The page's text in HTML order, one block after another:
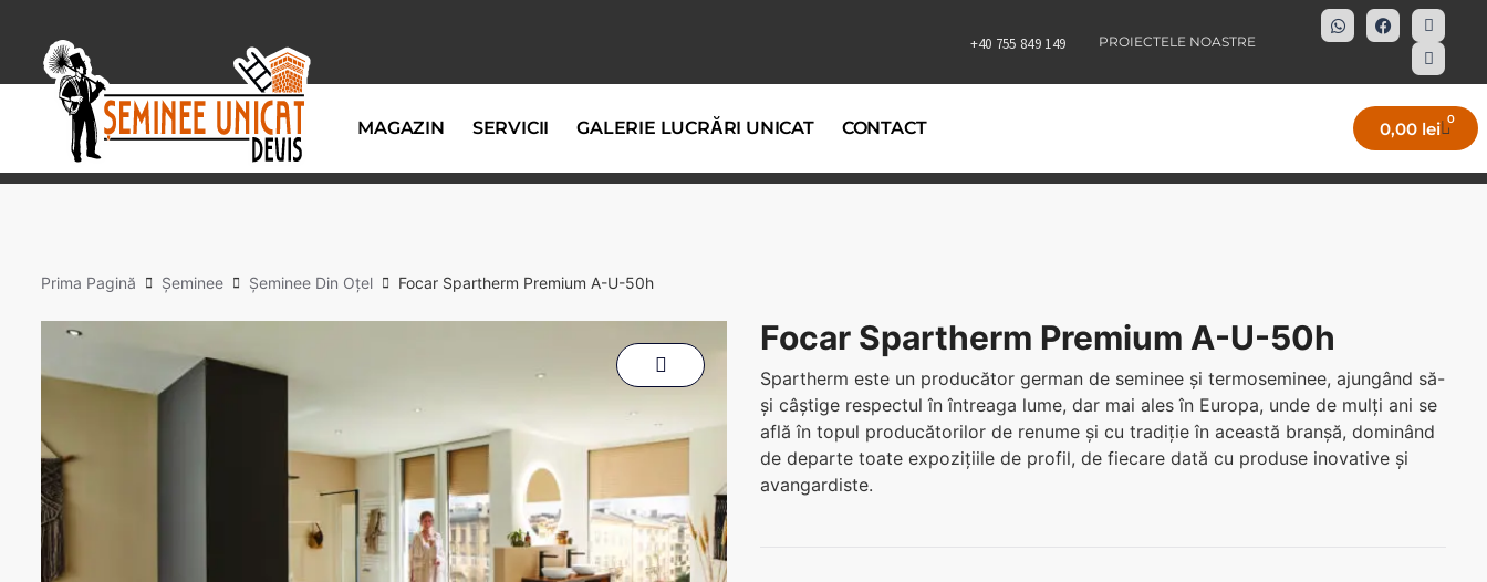
+40 755 849 149 PROIECTELE NOASTRE
MAGAZIN SERVICII GALERIE LUCRĂRI UNICAT CONTACT 0,00 lei 0
Prima Pagină Șeminee Șeminee Din Oțel Focar Spartherm Premium A-U-50h
Focar Spartherm Premium A-U-50h
Spartherm este un producător german de seminee și termoseminee, ajungând să-
și câștige respectul în întreaga lume, dar mai ales în Europa, unde de mulți ani se
află în topul producătorilor de renume și cu tradiție în această branșă, dominând
de departe toate expozițiile de profil, de fiecare dată cu produse inovative și
avangardiste.